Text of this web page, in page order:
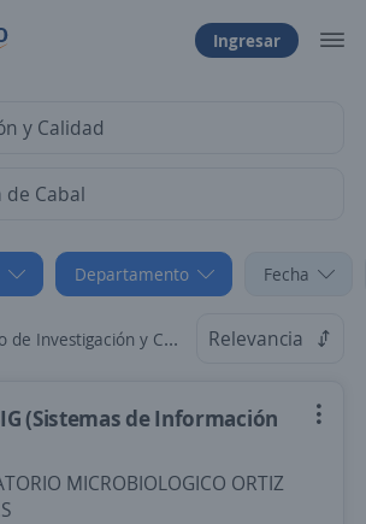
Ingresar
Departamento Fecha
en Santa Rosa de Cabal, Risaralda Relevancia
(Sistemas de Información
MICROBIOLOGICO ORTIZ